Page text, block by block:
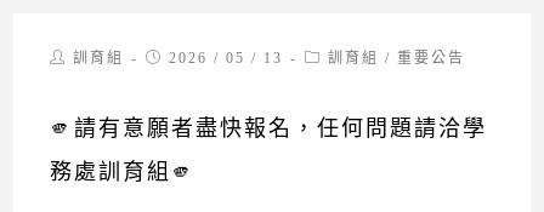
Post訓育組
Post2026 / 05 / 13
Post訓育組 / 重要公告
🫵請有意願者盡快報名，任何問題請洽學
務處訓育組🫵